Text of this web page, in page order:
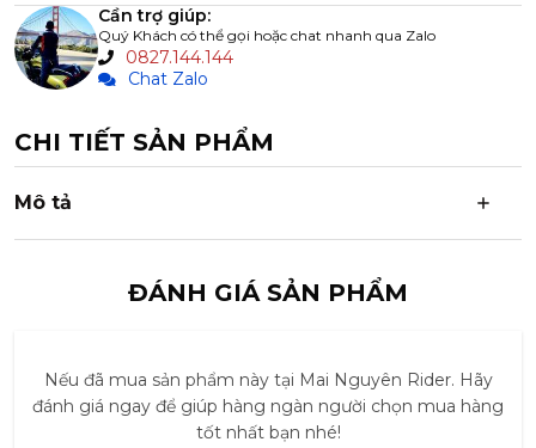
Cần trợ giúp:
Quý Khách có thể gọi hoặc chat nhanh qua Zalo
0827.144.144
Chat Zalo
100% được ngâm tẩm DWR, phủ hai lớp PU.
CHI TIẾT SẢN PHẨM
Mô tả
ĐÁNH GIÁ SẢN PHẨM
Nếu đã mua sản phẩm này tại Mai Nguyên Rider. Hãy
đánh giá ngay để giúp hàng ngàn người chọn mua hàng
tốt nhất bạn nhé!